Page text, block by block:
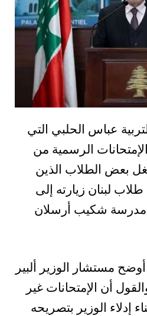
عباس الحلبي التي
الرسمية من
بعض الطلاب الذين
لبنان زيارته إلى
مدرسة شكيب أرسلان
مستشار الوزير ألبير
أن الإمتحانات غير
إدلاء الوزير بتصريحه